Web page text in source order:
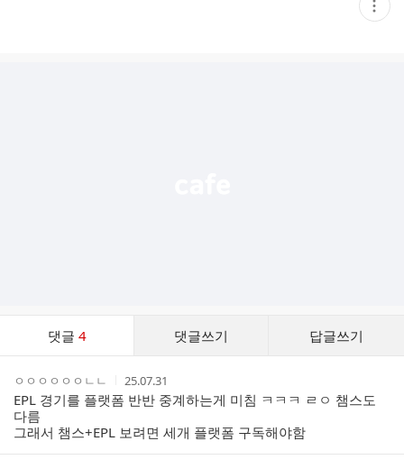
현
재
댓글 4 댓글쓰기 답글쓰기
작
성
자
ㅇㅇㅇㅇㅇㅇㄴㄴ
작
성
시
25.07.31
EPL 경기를 플랫폼 반반 중계하는게 미침 ㅋㅋㅋ ㄹㅇ 챔스도
다름
그래서 챔스+EPL 보려면 세개 플랫폼 구독해야함